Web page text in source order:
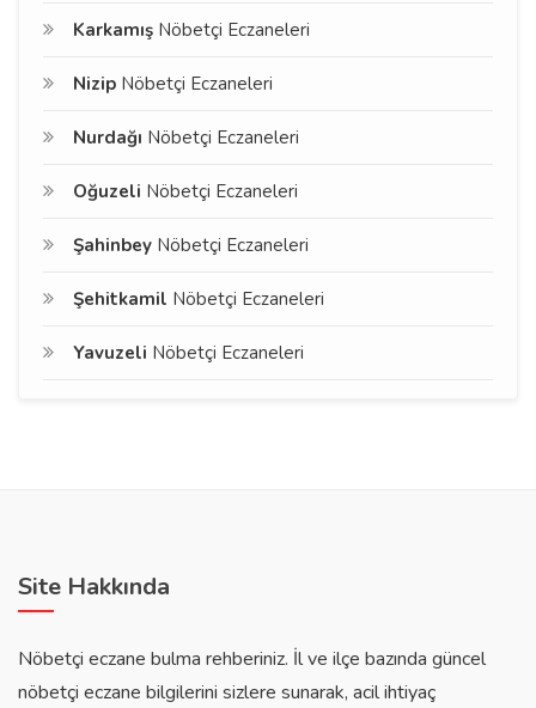
Karkamış Nöbetçi Eczaneleri
Nizip Nöbetçi Eczaneleri
Nurdağı Nöbetçi Eczaneleri
Oğuzeli Nöbetçi Eczaneleri
Şahinbey Nöbetçi Eczaneleri
Şehitkamil Nöbetçi Eczaneleri
Yavuzeli Nöbetçi Eczaneleri
Site Hakkında
Nöbetçi eczane bulma rehberiniz. İl ve ilçe bazında güncel
nöbetçi eczane bilgilerini sizlere sunarak, acil ihtiyaç